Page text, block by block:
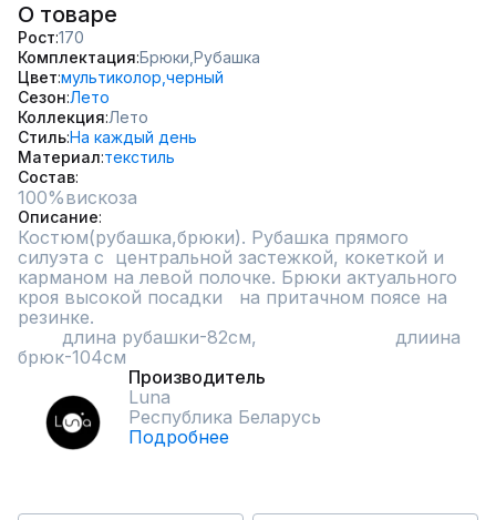
О товаре
Рост 170
Комплектация Брюки, Рубашка
Цвет мультиколор, черный
Сезон Лето
Коллекция Лето
СтильНа каждый день
Материал текстиль
Состав
Описание
Костюм(рубашка,брюки). Рубашка прямого
силуэта с  центральной застежкой, кокеткой и
карманом на левой полочке. Брюки актуального
кроя высокой посадки   на притачном поясе на
резинке.
брюк-104см
Производитель
Luna
Республика Беларусь
Подробнее